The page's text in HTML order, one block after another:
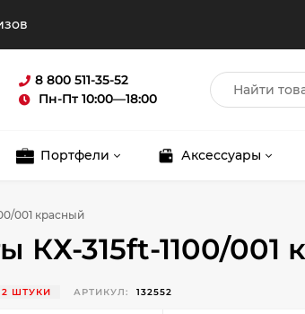
8 800 511-35-52
Пн-Пт 10:00—18:00
Портфели Аксессуары
001 красный
КХ-315ft-1100/001
ШТУКИ АРТИКУЛ: 132552
банков